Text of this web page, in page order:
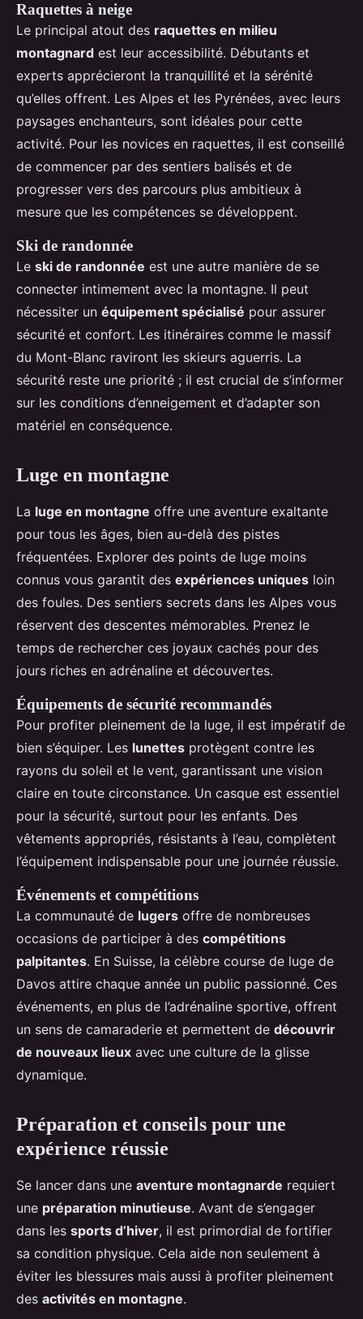
Raquettes à neige
Le principal atout des raquettes en milieu
montagnard est leur accessibilité. Débutants et
experts apprécieront la tranquillité et la sérénité
qu’elles offrent. Les Alpes et les Pyrénées, avec leurs
paysages enchanteurs, sont idéales pour cette
activité. Pour les novices en raquettes, il est conseillé
de commencer par des sentiers balisés et de
progresser vers des parcours plus ambitieux à
mesure que les compétences se développent.
Ski de randonnée
Le ski de randonnée est une autre manière de se
connecter intimement avec la montagne. Il peut
nécessiter un équipement spécialisé pour assurer
sécurité et confort. Les itinéraires comme le massif
du Mont-Blanc raviront les skieurs aguerris. La
sécurité reste une priorité ; il est crucial de s’informer
sur les conditions d’enneigement et d’adapter son
matériel en conséquence.
Luge en montagne
La luge en montagne offre une aventure exaltante
pour tous les âges, bien au-delà des pistes
fréquentées. Explorer des points de luge moins
connus vous garantit des expériences uniques loin
des foules. Des sentiers secrets dans les Alpes vous
réservent des descentes mémorables. Prenez le
temps de rechercher ces joyaux cachés pour des
jours riches en adrénaline et découvertes.
Équipements de sécurité recommandés
Pour profiter pleinement de la luge, il est impératif de
bien s’équiper. Les lunettes protègent contre les
rayons du soleil et le vent, garantissant une vision
claire en toute circonstance. Un casque est essentiel
pour la sécurité, surtout pour les enfants. Des
vêtements appropriés, résistants à l’eau, complètent
l’équipement indispensable pour une journée réussie.
Événements et compétitions
La communauté de lugers offre de nombreuses
occasions de participer à des compétitions
palpitantes. En Suisse, la célèbre course de luge de
Davos attire chaque année un public passionné. Ces
événements, en plus de l’adrénaline sportive, offrent
un sens de camaraderie et permettent de découvrir
de nouveaux lieux avec une culture de la glisse
dynamique.
Préparation et conseils pour une
expérience réussie
Se lancer dans une aventure montagnarde requiert
une préparation minutieuse. Avant de s’engager
dans les sports d’hiver, il est primordial de fortifier
sa condition physique. Cela aide non seulement à
éviter les blessures mais aussi à profiter pleinement
des activités en montagne.